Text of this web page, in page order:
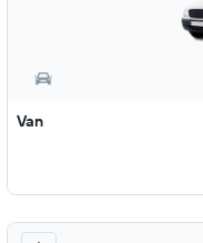
Van